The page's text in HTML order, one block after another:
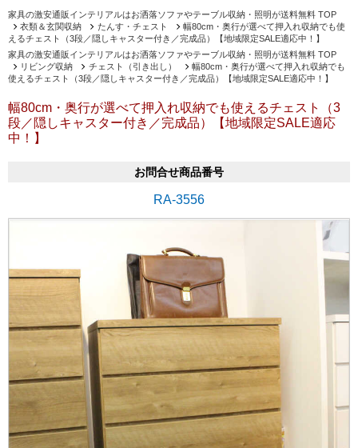
家具の激安通販インテリアルはお洒落ソファやテーブル収納・照明が送料無料 TOP
衣類＆玄関収納
たんす・チェスト
幅80cm・奥行が選べて押入れ収納でも使
えるチェスト（3段／隠しキャスター付き／完成品）【地域限定SALE適応中！】
家具の激安通販インテリアルはお洒落ソファやテーブル収納・照明が送料無料 TOP
リビング収納
チェスト（引き出し）
幅80cm・奥行が選べて押入れ収納でも
使えるチェスト（3段／隠しキャスター付き／完成品）【地域限定SALE適応中！】
幅80cm・奥行が選べて押入れ収納でも使えるチェスト（3
段／隠しキャスター付き／完成品）【地域限定SALE適応
中！】
お問合せ商品番号
RA-3556